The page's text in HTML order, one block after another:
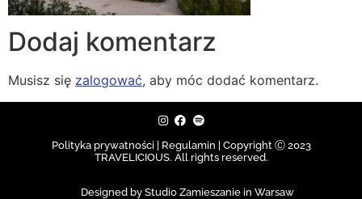
Dodaj komentarz
Musisz się zalogować, aby móc dodać komentarz.
Polityka prywatności | Regulamin | Copyright Ⓒ 2023
TRAVELICIOUS. All rights reserved.
Designed by Studio Zamieszanie in Warsaw